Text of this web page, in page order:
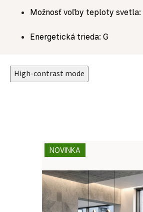
Možnosť voľby teploty
Energetická trieda: G
High-contrast mode
NOVINKA